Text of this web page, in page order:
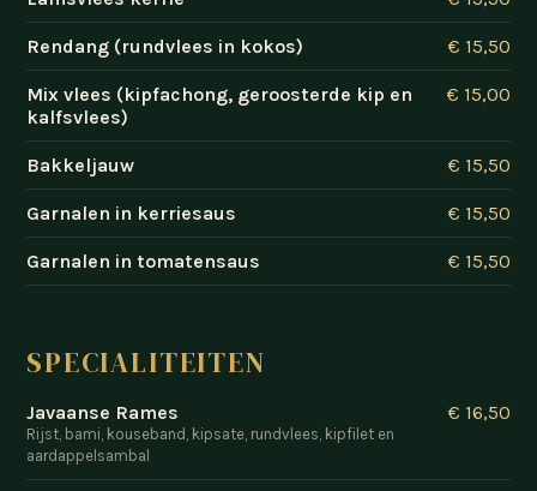
Rendang (rundvlees in kokos) € 15,50
Mix vlees (kipfachong, geroosterde kip en
kalfsvlees)
€ 15,00
Bakkeljauw € 15,50
Garnalen in kerriesaus € 15,50
Garnalen in tomatensaus € 15,50
SPECIALITEITEN
Javaanse Rames € 16,50
Rijst, bami, kouseband, kipsate, rundvlees, kipfilet en
aardappelsambal